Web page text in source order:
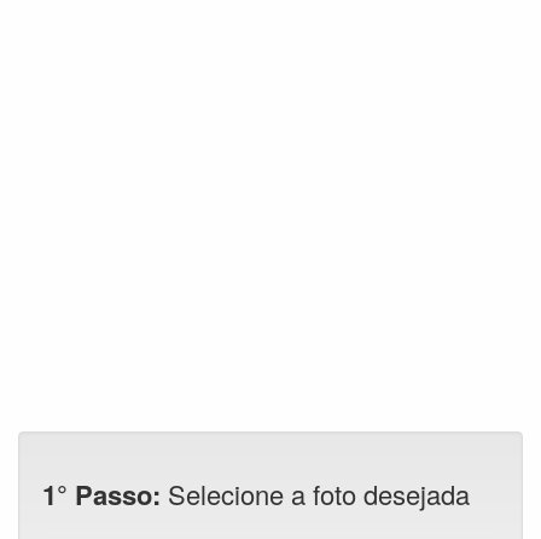
1° Passo: Selecione a foto desejada